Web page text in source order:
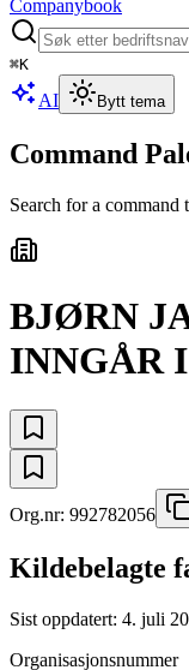
Companybook
⌘K
AI Bytt tema
Command
Search for a command
BJØRN
INNGÅR
Org.nr: 992782056
Kildebelagte
Sist oppdatert: 4. juli
Organisasjonsnummer